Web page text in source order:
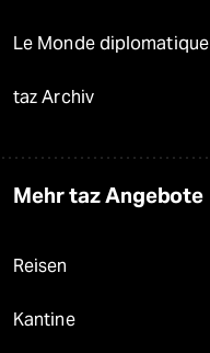
Le Monde diplomatique
taz Archiv
Mehr taz Angebote
Reisen
Kantine